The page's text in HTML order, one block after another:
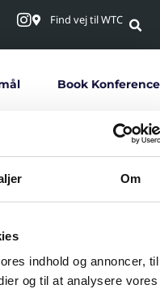
Om
indhold og annoncer,
og til at analysere vores
Find vej til WTC
Book Konference
to-
og modtag